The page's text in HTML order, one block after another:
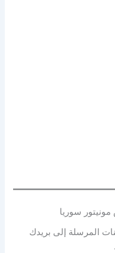
سوريا
إلى بريدك